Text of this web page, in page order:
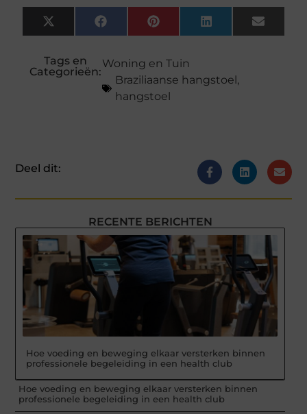
X
(Twitter)
FacebookPinterestLinkedInEmail
Tags en
Categorieën:
Woning en Tuin
Braziliaanse hangstoel,
hangstoel
Deel dit:
RECENTE BERICHTEN
Hoe voeding en beweging elkaar versterken binnen
professionele begeleiding in een health club
Hoe voeding en beweging elkaar versterken binnen
professionele begeleiding in een health club